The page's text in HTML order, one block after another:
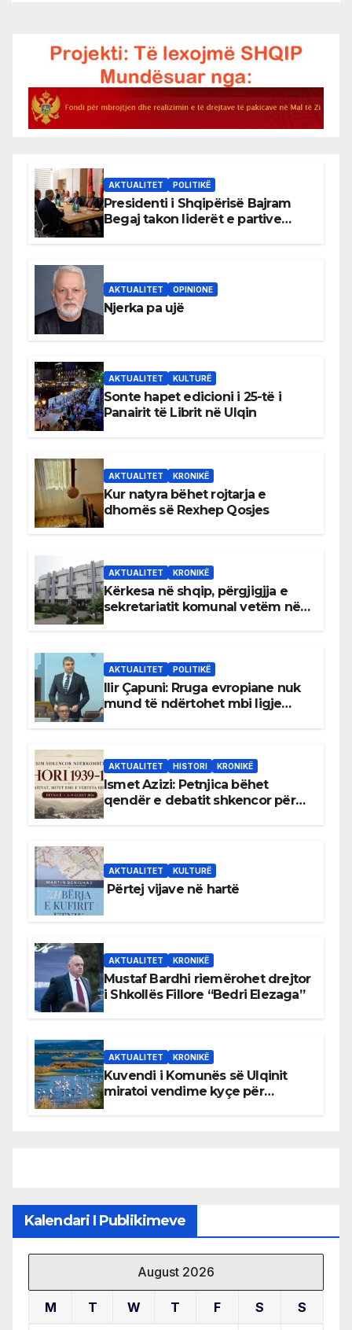
AKTUALITET POLITIKË
Presidenti i Shqipërisë Bajram
Begaj takon liderët e partive
AKTUALITET OPINIONE
Njerka pa ujë
AKTUALITET KULTURË
Sonte hapet edicioni i 25-të i
Panairit të Librit në Ulqin
AKTUALITET KRONIKË
Kur natyra bëhet rojtarja e
dhomës së Rexhep Qosjes
AKTUALITET KRONIKË
Kërkesa në shqip, përgjigjja e
sekretariatit komunal vetëm në
AKTUALITET POLITIKË
Ilir Çapuni: Rruga evropiane nuk
mund të ndërtohet mbi ligje
AKTUALITET HISTORI KRONIKË
Ismet Azizi: Petnjica bëhet
qendër e debatit shkencor për
AKTUALITET KULTURË
Përtej vijave në hartë
AKTUALITET KRONIKË
Mustaf Bardhi riemërohet drejtor
i Shkollës Fillore “Bedri Elezaga”
AKTUALITET KRONIKË
Kuvendi i Komunës së Ulqinit
miratoi vendime kyçe për
Kalendari I Publikimeve
August 2026
M T W T F S S